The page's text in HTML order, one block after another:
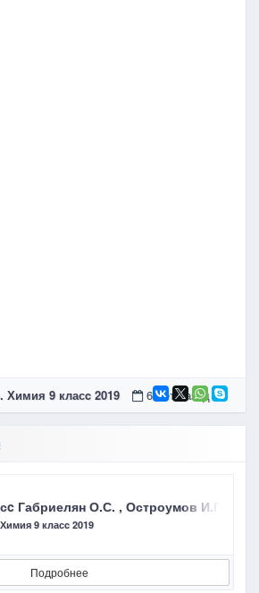
Химия 9 класc 2019 6 лет назад
Габриелян О.С. , Остроумов
9 класc 2019
Подробнее